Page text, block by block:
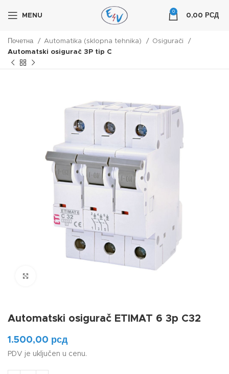
MENU
0
0,00 РСД
Почетна Automatika (sklopna tehnika)
Osigurači
Automatski osigurač 3P tip C
Automatski osigurač ETIMAT 6 3p C32
1.500,00 рсд
PDV je uključen u cenu.